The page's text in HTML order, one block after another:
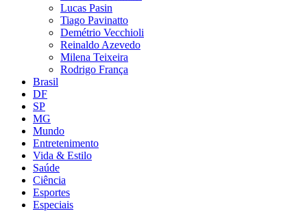
Lucas Pasin
Tiago Pavinatto
Demétrio Vecchioli
Reinaldo Azevedo
Milena Teixeira
Rodrigo França
Brasil
DF
SP
MG
Mundo
Entretenimento
Vida & Estilo
Saúde
Ciência
Esportes
Especiais